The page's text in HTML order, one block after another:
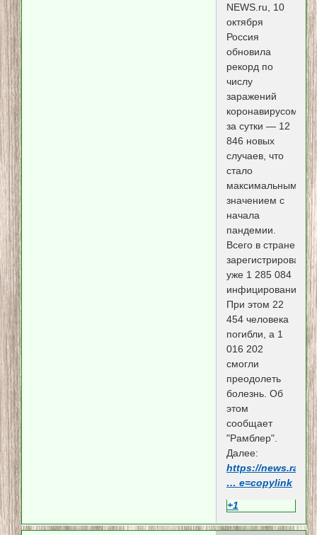
NEWS.ru, 10
октября
Россия
обновила
рекорд по
числу
заражений
коронавирусом
за сутки — 12
846 новых
случаев, что
стало
максимальным
значением с
начала
пандемии.
Всего в стране
зарегистрировано
уже 1 285 084
инфицирования.
При этом 22
454 человека
погибли, а 1
016 202
смогли
преодолеть
болезнь. Об
этом
сообщает
"Рамблер".
Далее:
https://
… e=copylink
+1